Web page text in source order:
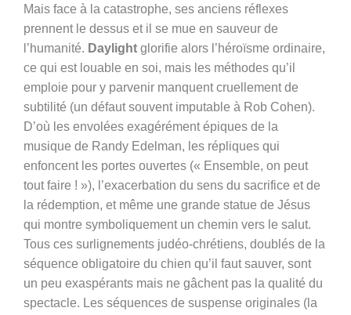
Mais face à la catastrophe, ses anciens réflexes
prennent le dessus et il se mue en sauveur de
l’humanité. Daylight glorifie alors l’héroïsme ordinaire,
ce qui est louable en soi, mais les méthodes qu’il
emploie pour y parvenir manquent cruellement de
subtilité (un défaut souvent imputable à Rob Cohen).
D’où les envolées exagérément épiques de la
musique de Randy Edelman, les répliques qui
enfoncent les portes ouvertes (« Ensemble, on peut
tout faire ! »), l’exacerbation du sens du sacrifice et de
la rédemption, et même une grande statue de Jésus
qui montre symboliquement un chemin vers le salut.
Tous ces surlignements judéo-chrétiens, doublés de la
séquence obligatoire du chien qu’il faut sauver, sont
un peu exaspérants mais ne gâchent pas la qualité du
spectacle. Les séquences de suspense originales (la